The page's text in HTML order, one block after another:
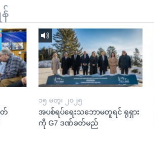
တ်
၁၅ မတ္၊ ၂၀၂၅
အပစ်ရပ်ရေးသဘောမတူရင် ရုရှား
ကို G7 ဒဏ်ခတ်မည်